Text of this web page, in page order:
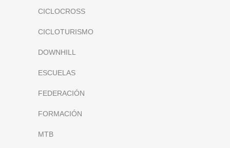
CICLOCROSS
CICLOTURISMO
DOWNHILL
ESCUELAS
FEDERACIÓN
FORMACIÓN
MTB